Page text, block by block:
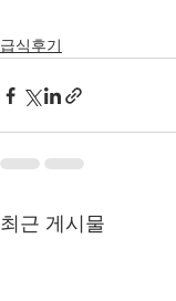
급식후기
최근 게시물